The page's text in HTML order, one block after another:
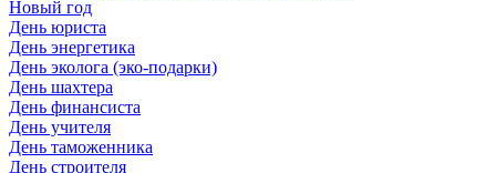
Новый год
День юриста
День энергетика
День эколога (эко-подарки)
День шахтера
День финансиста
День учителя
День таможенника
День строителя